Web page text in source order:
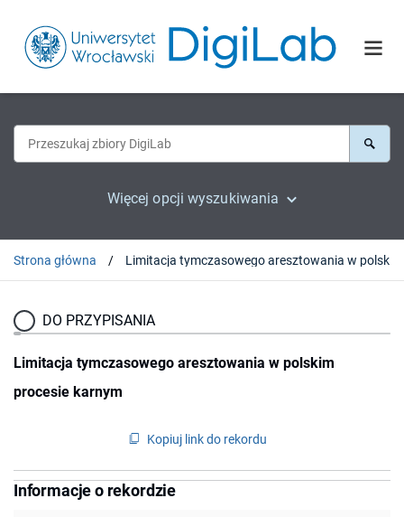
Więcej opcji wyszukiwania
Strona główna
DO PRZYPISANIA
Limitacja tymczasowego aresztowania w polskim
procesie karnym
Kopiuj link do rekordu
Informacje o rekordzie